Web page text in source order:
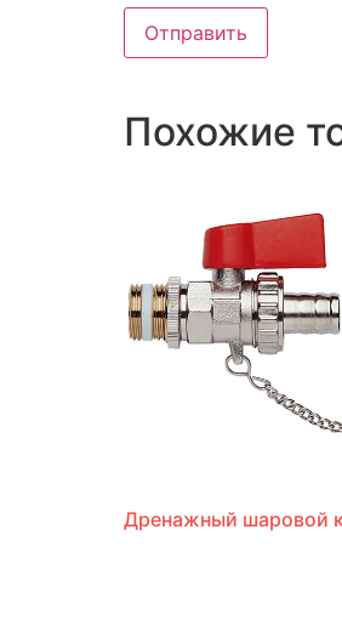
Похожие
Дренажный шаровой